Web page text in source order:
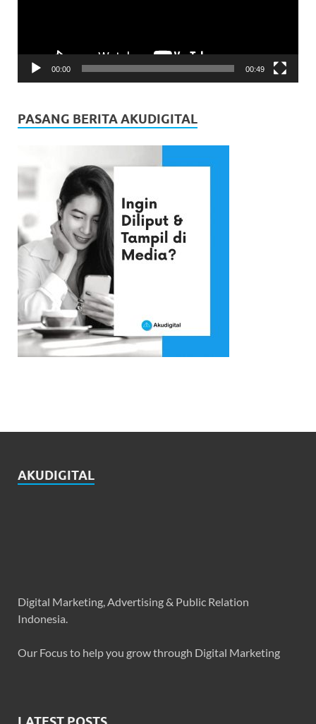
00:00 00:49
PASANG BERITA AKUDIGITAL
AKUDIGITAL
Digital Marketing, Advertising & Public Relation
Indonesia.
Our Focus to help you grow through Digital Marketing